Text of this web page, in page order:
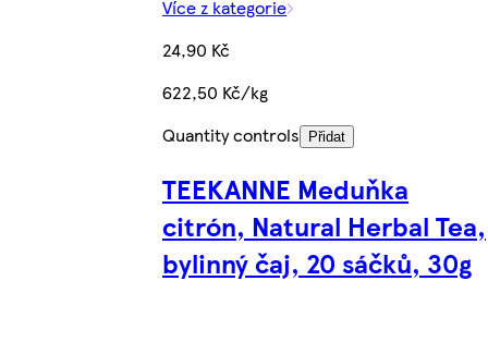
Více z kategorie
24,90 Kč
622,50 Kč/kg
Quantity controls
Přidat
TEEKANNE Meduňka
citrón, Natural Herbal Tea,
bylinný čaj, 20 sáčků, 30g